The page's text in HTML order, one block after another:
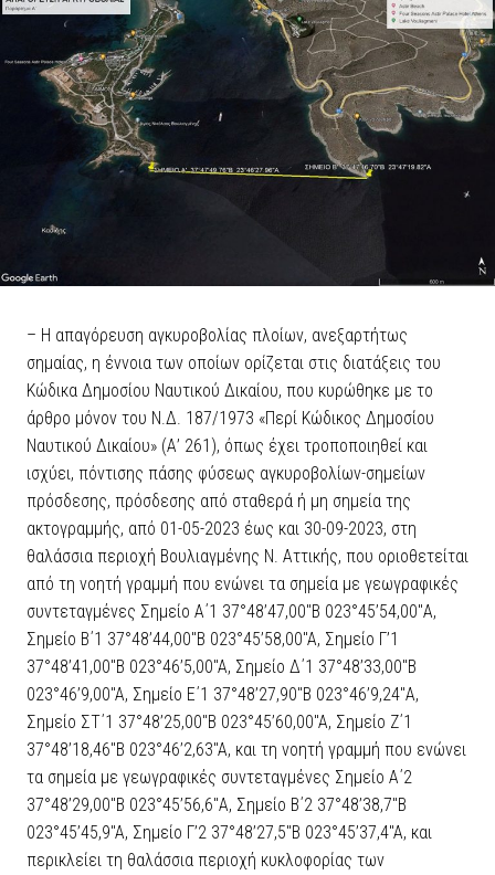
– Η απαγόρευση αγκυροβολίας πλοίων, ανεξαρτήτως
σημαίας, η έννοια των οποίων ορίζεται στις διατάξεις του
Κώδικα Δημοσίου Ναυτικού Δικαίου, που κυρώθηκε με το
άρθρο μόνον του Ν.Δ. 187/1973 «Περί Κώδικος Δημοσίου
Ναυτικού Δικαίου» (Α’ 261), όπως έχει τροποποιηθεί και
ισχύει, πόντισης πάσης φύσεως αγκυροβολίων-σημείων
πρόσδεσης, πρόσδεσης από σταθερά ή μη σημεία της
ακτογραμμής, από 01-05-2023 έως και 30-09-2023, στη
θαλάσσια περιοχή Βουλιαγμένης Ν. Αττικής, που οριοθετείται
από τη νοητή γραμμή που ενώνει τα σημεία με γεωγραφικές
συντεταγμένες Σημείο Α΄1 37°48’47,00″B 023°45’54,00″Α,
Σημείο Β΄1 37°48’44,00″B 023°45’58,00″A, Σημείο Γ’1
37°48’41,00″B 023°46’5,00″A, Σημείο Δ΄1 37°48’33,00″B
023°46’9,00″A, Σημείο Ε΄1 37°48’27,90″B 023°46’9,24″Α,
Σημείο ΣΤ΄1 37°48’25,00″B 023°45’60,00″A, Σημείο Ζ΄1
37°48’18,46″B 023°46’2,63″A, και τη νοητή γραμμή που ενώνει
τα σημεία με γεωγραφικές συντεταγμένες Σημείο Α΄2
37°48’29,00″B 023°45’56,6″Α, Σημείο Β΄2 37°48’38,7″B
023°45’45,9″A, Σημείο Γ’2 37°48’27,5″B 023°45’37,4″A, και
περικλείει τη θαλάσσια περιοχή κυκλοφορίας των